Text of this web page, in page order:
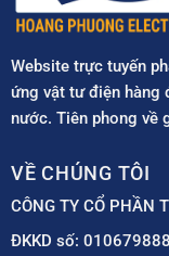
Website trực tuyến
ứng vật tư điện hàng
nước. Tiên phong về
VỀ CHÚNG TÔI
CÔNG TY CỔ PHẦN
ĐKKD số: